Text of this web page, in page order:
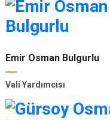
Emir Osman Bulgurlu
Vali Yardımcısı